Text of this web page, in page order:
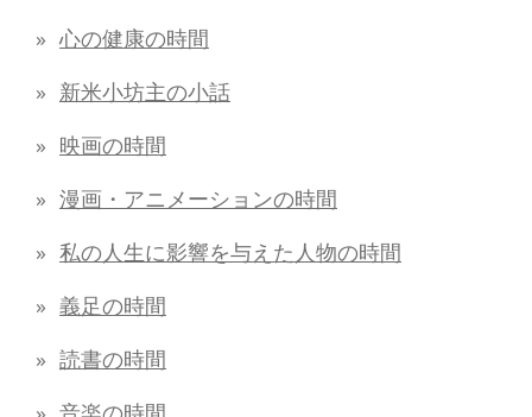
心の健康の時間
新米小坊主の小話
映画の時間
漫画・アニメーションの時間
私の人生に影響を与えた人物の時間
義足の時間
読書の時間